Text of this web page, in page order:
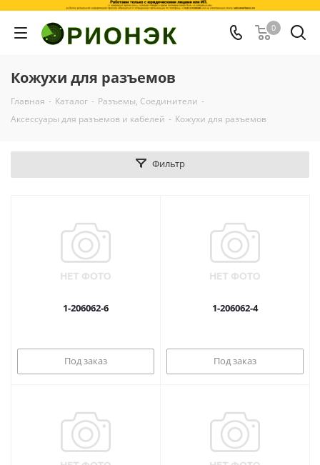
0
Кожухи для разъемов
Главная - Каталог - Разъемы, Соединители -
Аксессуары для разъемов и кабелей - Кожухи для разъемов
Фильтр
1-206062-6
Под заказ
1-206062-4
Под заказ